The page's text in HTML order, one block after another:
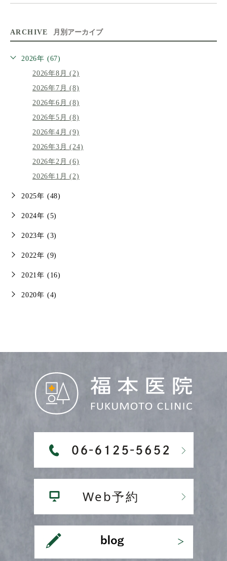
ARCHIVE 月別アーカイブ
2026年 (67)
2026年8月 (2)
2026年7月 (8)
2026年6月 (8)
2026年5月 (8)
2026年4月 (9)
2026年3月 (24)
2026年2月 (6)
2026年1月 (2)
2025年 (48)
2024年 (5)
2023年 (3)
2022年 (9)
2021年 (16)
2020年 (4)